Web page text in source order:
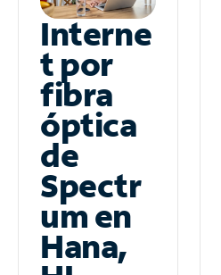
Interne
t por
fibra
óptica
de
Spectr
um en
Hana,